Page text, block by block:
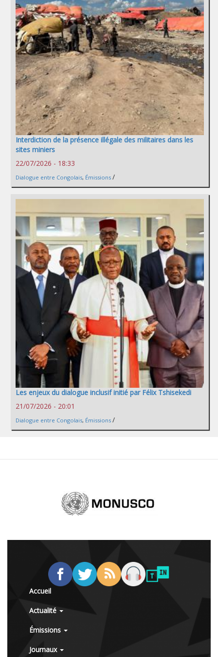
Interdiction de la présence illégale des militaires dans les
sites miniers
22/07/2026 - 18:33
Dialogue entre Congolais, Émissions /
Les enjeux du dialogue inclusif initié par Félix Tshisekedi
21/07/2026 - 20:01
Dialogue entre Congolais, Émissions /
Accueil
Actualité
Émissions
Journaux